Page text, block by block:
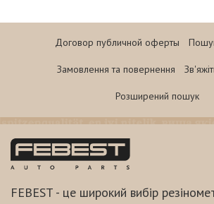
Договор публичной оферты
Замовлення та повернення
Розширений пошук
FEBEST - це широкий вибір